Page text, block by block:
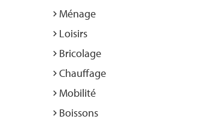
Ménage
Loisirs
Bricolage
Chauffage
Mobilité
Boissons